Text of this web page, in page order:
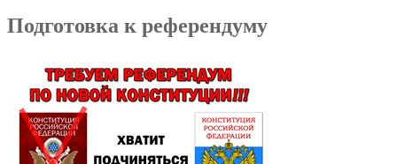
Подготовка к референдуму